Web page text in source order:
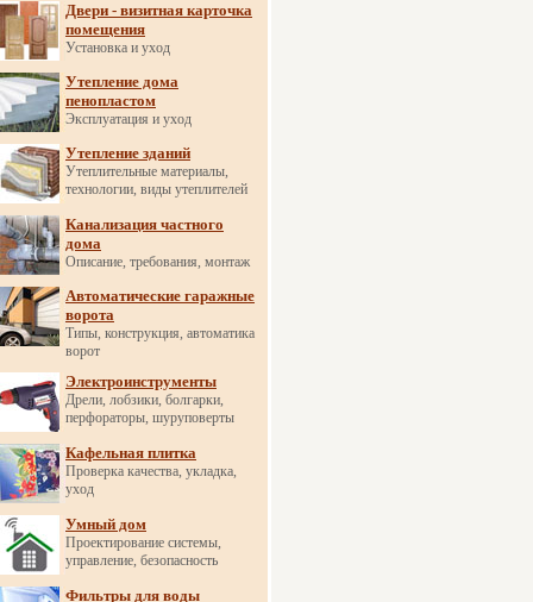
Двери - визитная карточка
помещения
Установка и уход
Утепление дома
пенопластом
Эксплуатация и уход
Утепление зданий
Утеплительные материалы,
технологии, виды утеплителей
Канализация частного
дома
Описание, требования, монтаж
Автоматические гаражные
ворота
Типы, конструкция, автоматика
ворот
Электроинструменты
Дрели, лобзики, болгарки,
перфораторы, шуруповерты
Кафельная плитка
Проверка качества, укладка,
уход
Умный дом
Проектирование системы,
управление, безопасность
Фильтры для воды